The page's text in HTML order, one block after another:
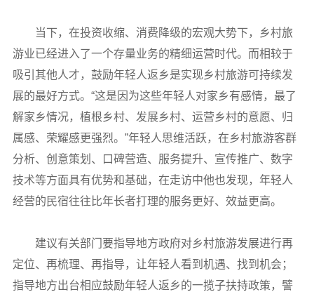
当下，在投资收缩、消费降级的宏观大势下，乡村旅
游业已经进入了一个存量业务的精细运营时代。而相较于
吸引其他人才，鼓励年轻人返乡是实现乡村旅游可持续发
展的最好方式。“这是因为这些年轻人对家乡有感情，最了
解家乡情况，植根乡村、发展乡村、运营乡村的意愿、归
属感、荣耀感更强烈。”年轻人思维活跃，在乡村旅游客群
分析、创意策划、口碑营造、服务提升、宣传推广、数字
技术等方面具有优势和基础，在走访中他也发现，年轻人
经营的民宿往往比年长者打理的服务更好、效益更高。
建议有关部门要指导地方政府对乡村旅游发展进行再
定位、再梳理、再指导，让年轻人看到机遇、找到机会；
指导地方出台相应鼓励年轻人返乡的一揽子扶持政策，譬